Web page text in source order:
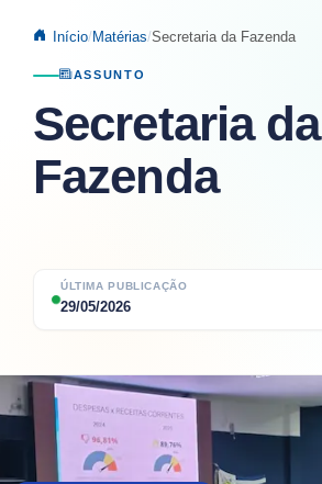
Início Matérias Secretaria da Fazenda
ASSUNTO
Secretaria da
Fazenda
ÚLTIMA PUBLICAÇÃO
29/05/2026